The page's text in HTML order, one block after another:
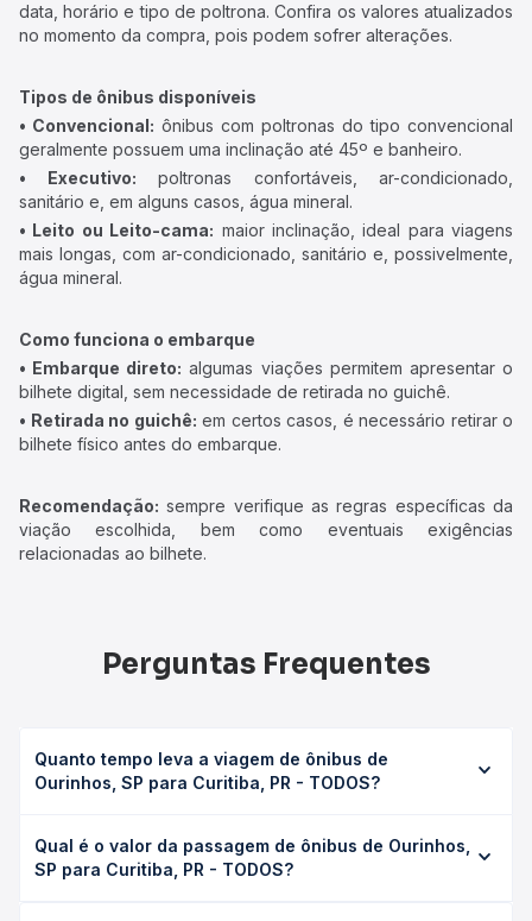
data, horário e tipo de poltrona. Confira os valores atualizados
no momento da compra, pois podem sofrer alterações.
Tipos de ônibus disponíveis
• Convencional: ônibus com poltronas do tipo convencional
geralmente possuem uma inclinação até 45º e banheiro.
• Executivo: poltronas confortáveis, ar-condicionado,
sanitário e, em alguns casos, água mineral.
• Leito ou Leito-cama: maior inclinação, ideal para viagens
mais longas, com ar-condicionado, sanitário e, possivelmente,
água mineral.
Como funciona o embarque
• Embarque direto: algumas viações permitem apresentar o
bilhete digital, sem necessidade de retirada no guichê.
• Retirada no guichê: em certos casos, é necessário retirar o
bilhete físico antes do embarque.
Recomendação: sempre verifique as regras específicas da
viação escolhida, bem como eventuais exigências
relacionadas ao bilhete.
Perguntas Frequentes
Quanto tempo leva a viagem de ônibus de
Ourinhos, SP para Curitiba, PR - TODOS?
TODOS leva em média 7h 37min, podendo variar
conforme a viação, o tipo de serviço (convencional,
Qual é o valor da passagem de ônibus de Ourinhos,
SP para Curitiba, PR - TODOS?